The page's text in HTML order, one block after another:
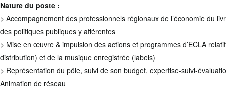
Nature du poste :
> Accompagnement des professionnels régionaux de l’économie du
des politiques publiques y afférentes
> Mise en œuvre & impulsion des actions et programmes d’ECLA
distribution) et de la musique enregistrée (labels)
> Représentation du pôle, suivi de son budget, expertise-suivi-
Animation de réseau